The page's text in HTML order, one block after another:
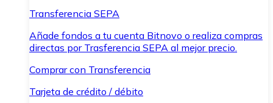
Transferencia SEPA
Añade fondos a tu cuenta Bitnovo o realiza compras
directas por Trasferencia SEPA al mejor precio.
Comprar con Transferencia
Tarjeta de crédito / débito